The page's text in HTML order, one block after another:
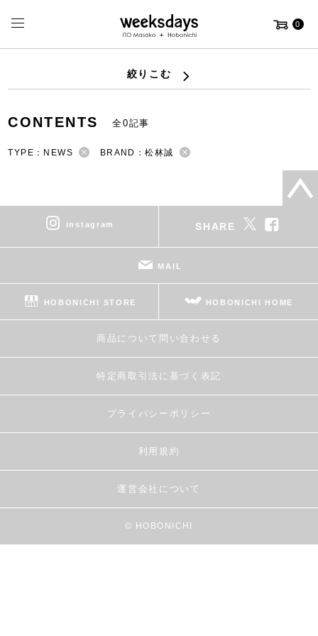
0
絞りこむ
CONTENTS 全0記事
TYPE：NEWS BRAND：松林誠
instagram SHARE
MAIL
HOBONICHI STORE HOBONICHI HOME
商品について問い合わせる
特定商取引法に基づく表記
プライバシーポリシー
利用規約
運営会社について
© HOBONICHI